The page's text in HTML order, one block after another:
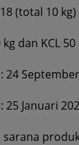
(total 10 kg)
dan KCL 50
24
25 Januari